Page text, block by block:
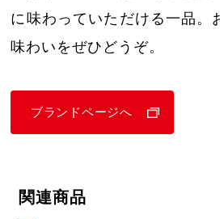
に味わっていただける一品。
味わいをぜひどうぞ。
ブランドページへ
関連商品